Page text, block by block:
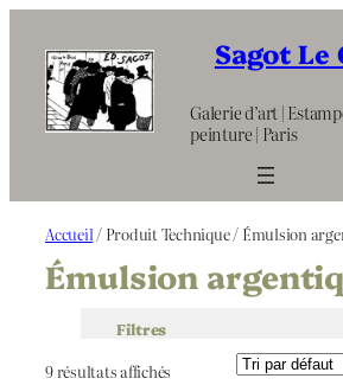
contenu
Sagot Le
Galerie d’art |
peinture | Paris
Accueil / Produit Technique / Émulsion
Émulsion
Filtres
9 résultats affichés